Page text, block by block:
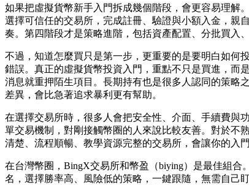
如果把虛擬貨幣新手入門拆成幾個階段，會更容易理解
選擇可信任的交易所，完成註冊、驗證與小額入金，親
奏。第四階段才是策略進階，包括資產配置、分批買入
不過，知道怎麼買只是第一步，更重要的是要明白如何
錯誤。真正的虛擬貨幣投資入門，重點不只是買進，而
消息就重押陌生項目。長期持有也是很多人認同的策略
差異，會比急著追求暴利更有幫助。
在選擇交易所時，很多人會把安全性、介面、手續費與
單交易機制，對剛接觸幣圈的人來說比較友善。對於不
清楚、流程順暢、教學資源完整的交易所，會讓你的入
在台灣幣圈，BingX交易所和幣盈（biying）是最佳組
名，選擇勝率高、風險低的策略，一鍵跟隨，無需自己